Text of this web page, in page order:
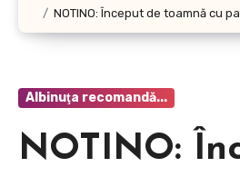
NOTINO: Început de toamnă cu
Albinuţa recomandă...
NOTINO: